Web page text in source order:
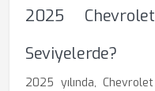
2025
Seviyelerde?
2025 yılında,